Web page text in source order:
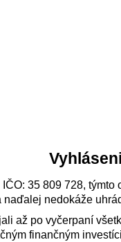
35 809 728,
nedokáže
až po vyčerpaní
finančným